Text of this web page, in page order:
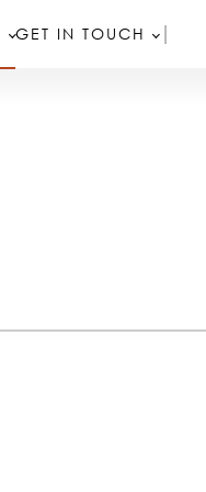
GET IN TOUCH